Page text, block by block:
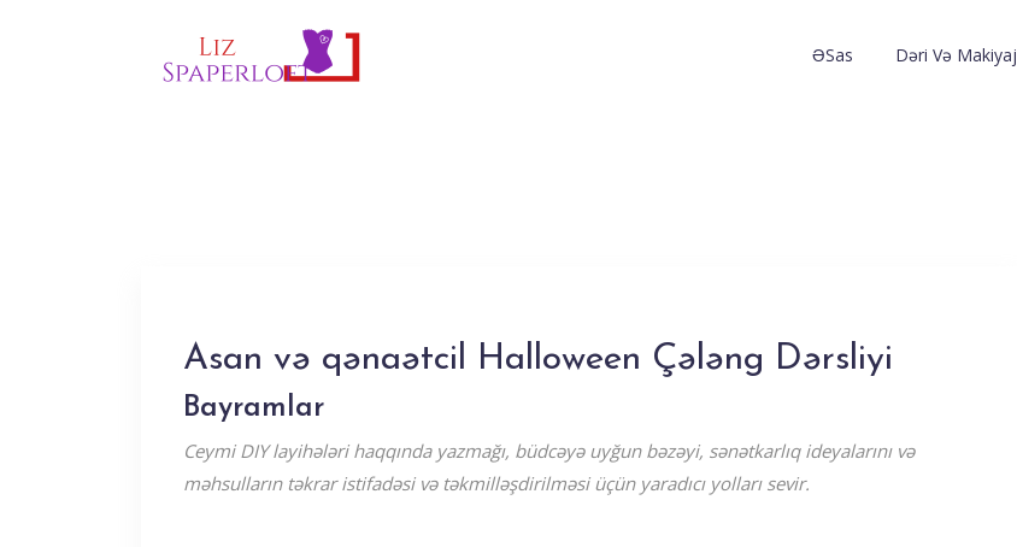
ƏSas Dəri Və Makiyaj
Asan və qənaətcil Halloween Çələng Dərsliyi
Bayramlar
Ceymi DIY layihələri haqqında yazmağı, büdcəyə uyğun bəzəyi, sənətkarlıq ideyalarını və
məhsulların təkrar istifadəsi və təkmilləşdirilməsi üçün yaradıcı yolları sevir.